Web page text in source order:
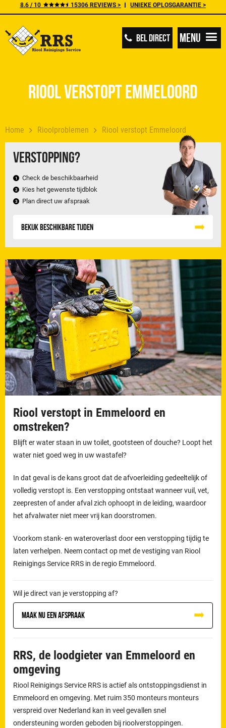
8.6 / 10 15306 REVIEWS > UNIEKE OPLOSGARANTIE >
BEL DIRECT Menu
Home Rioolproblemen Riool verstopt Emmeloord
Verstopping?
Check de beschikbaarheid
Kies het gewenste tijdblok
Plan direct uw afspraak
Bekijk beschikbare tijden
Riool verstopt Emmeloord
Riool verstopt in Emmeloord en
omstreken?
Blijft er water staan in uw toilet, gootsteen of douche? Loopt het
water niet goed weg in uw wastafel?
In dat geval is de kans groot dat de afvoerleiding gedeeltelijk of
volledig verstopt is. Een verstopping ontstaat wanneer vuil, vet,
zeepresten of ander afval zich ophoopt in de leiding, waardoor
het afvalwater niet meer vrij kan doorstromen.
Voorkom stank- en wateroverlast door een verstopping tijdig te
laten verhelpen. Neem contact op met de vestiging van Riool
Reinigings Service RRS in de regio Emmeloord.
Wil je direct van je verstopping af?
Maak nu een afspraak
RRS, de loodgieter van Emmeloord en
omgeving
Riool Reinigings Service RRS is actief als ontstoppingsdienst in
Emmeloord en omgeving. Met ruim 350 monteurs monteurs
verspreid over Nederland kan in veel gevallen snel
ondersteuning worden geboden bij rioolverstoppingen.